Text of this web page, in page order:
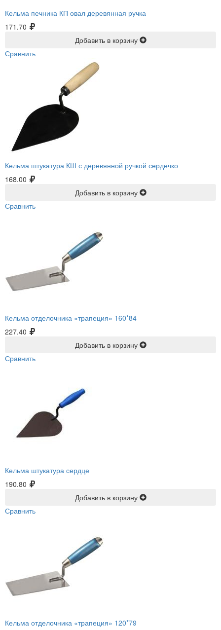
Кельма печника КП овал деревянная ручка
171.70
Добавить в корзину
Сравнить
Кельма штукатура КШ с деревянной ручкой сердечко
168.00
Добавить в корзину
Сравнить
Кельма отделочника «трапеция» 160*84
227.40
Добавить в корзину
Сравнить
Кельма штукатура сердце
190.80
Добавить в корзину
Сравнить
Кельма отделочника «трапеция» 120*79